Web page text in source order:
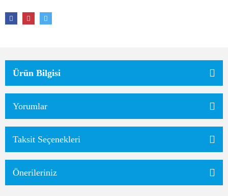
Ürün Bilgisi
Yorumlar
Taksit Seçenekleri
Önerileriniz